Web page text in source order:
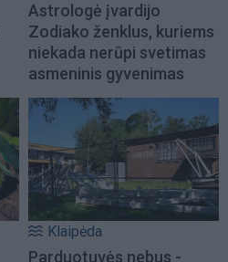
Astrologė įvardijo
Zodiako ženklus, kuriems
niekada nerūpi svetimas
asmeninis gyvenimas
Klaipėda
Parduotuvės nebus -